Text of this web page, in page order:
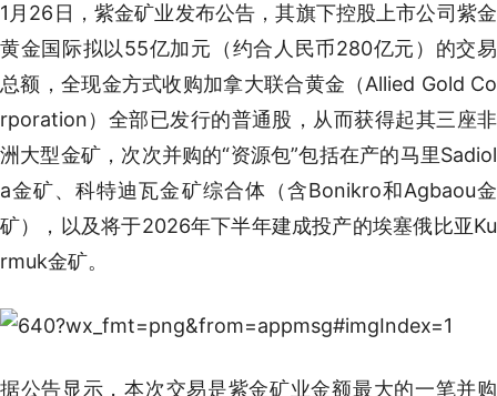
1月26日，紫金矿业发布公告，其旗下控股上市公司紫金
黄金国际拟以55亿加元（约合人民币280亿元）的交易
总额，全现金方式收购加拿大联合黄金（Allied Gold Co
rporation）全部已发行的普通股，从而获得起其三座非
洲大型金矿，次次并购的“资源包”包括在产的马里Sadiol
a金矿、科特迪瓦金矿综合体（含Bonikro和Agbaou金
矿），以及将于2026年下半年建成投产的埃塞俄比亚Ku
rmuk金矿。
据公告显示，本次交易是紫金矿业金额最大的一笔并购